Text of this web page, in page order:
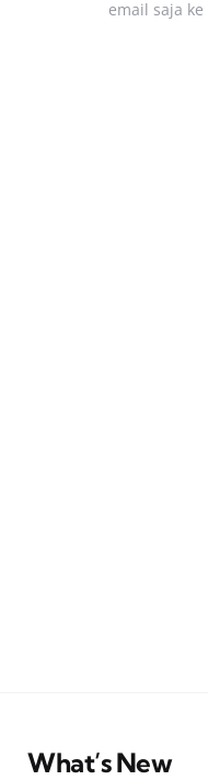
email saja ke
What’s New